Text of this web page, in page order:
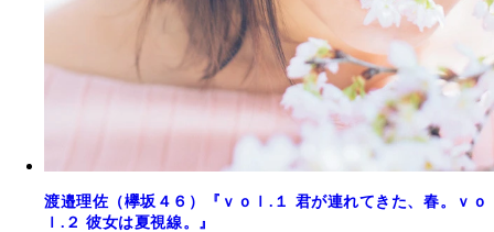
渡邉理佐（欅坂４６）『ｖｏｌ.１ 君が連れてきた、春。ｖｏ
ｌ.２ 彼女は夏視線。』